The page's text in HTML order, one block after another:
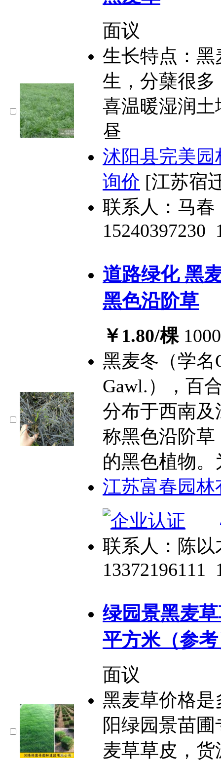
面议
生长特点：
生，分蘖很
喜温暖湿润土
昼
沭阳县完美
询价 [江苏宿
联系人：马春
15240397230
道路绿化 黑
黑色沿阶草
￥1.80/棵
黑麦冬（学名
Gawl.），百
分布于西南
称黑色沿阶
的黑色植物
江苏富春园林
联系人：陈以
13372196111
绿园景黑麦
平方米（参
面议
黑麦草价格
阳绿园景苗
麦草草皮，